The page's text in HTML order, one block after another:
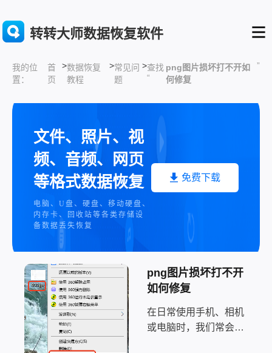
转转大师数据恢复软件
我的位
置：
首
页
>数据恢复
教程
>常见问
题
>查找
“
png图片损坏打不开如
何修复
”
文件、照片、视
频、音频、网页
等格式数据恢复
电脑、U盘、硬盘、移动硬盘、
内存卡、回收站等各类存储设
备数据丢失恢复
免费下载
png图片损坏打不开
如何修复
在日常使用手机、相机
或电脑时，我们常会遇